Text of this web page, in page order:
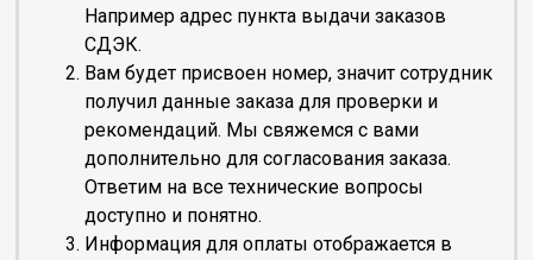
Например адрес пункта выдачи заказов
СДЭК.
Вам будет присвоен номер, значит сотрудник
получил данные заказа для проверки и
рекомендаций. Мы свяжемся с вами
дополнительно для согласования заказа.
Ответим на все технические вопросы
доступно и понятно.
Информация для оплаты отображается в